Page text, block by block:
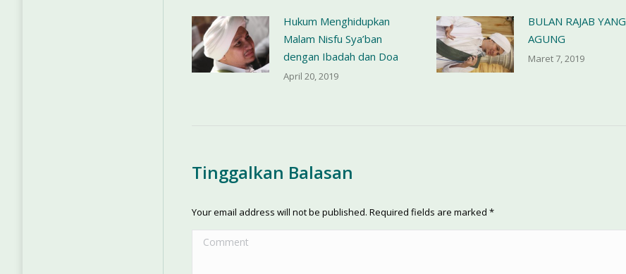
Hukum Menghidupkan
Malam Nisfu Sya’ban
dengan Ibadah dan Doa
April 20, 2019
BULAN RAJAB YANG
AGUNG
Maret 7, 2019
Tinggalkan Balasan
Your email address will not be published. Required fields are marked *
Comment